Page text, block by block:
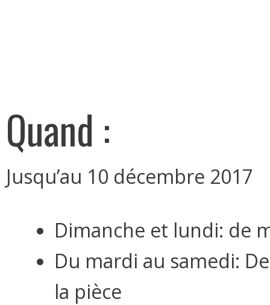
Quand :
Jusqu’au 10 décembre 2017
Dimanche et lundi: de
Du mardi au samedi:
la pièce